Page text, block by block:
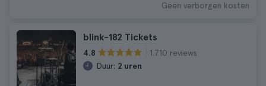
Geen verborgen kosten
blink-182 Tickets
4.8
1.710 reviews
Duur: 2 uren